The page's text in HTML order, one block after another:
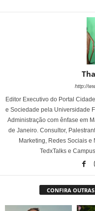
http://
Editor Executivo do Portal
e Sociedade pela Universidade
Administração com ênfase em
de Janeiro. Consultor,
Marketing, Redes Sociais e
TedxTalks e
CONFIRA